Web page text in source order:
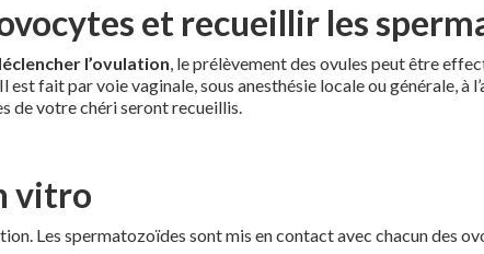
et recueillir les
l’ovulation, le prélèvement des ovules peut être
fait par voie vaginale, sous anesthésie locale ou générale, à
de votre chéri seront recueillis.
vitro
Les spermatozoïdes sont mis en contact avec chacun des